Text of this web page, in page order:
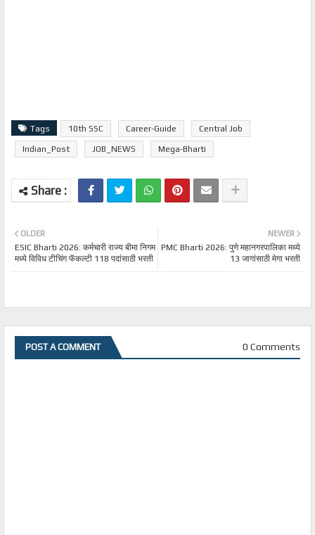
Tags 10th SSC Career-Guide Central Job
Indian_Post JOB_NEWS Mega-Bharti
NEWER
PMC Bharti 2026: पुणे महानगरपालिका मध्ये
13 जागांसाठी मेगा भरती
OLDER
ESIC Bharti 2026: कर्मचारी राज्य बीमा निगम
मध्ये विविध टीचिंग फॅकल्टी 118 पदांसाठी भरती
POST A COMMENT 0 Comments